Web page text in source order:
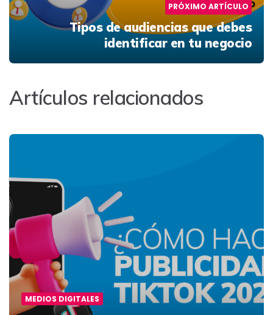
PRÓXIMO ARTÍCULO
Tipos de audiencias que debes
identificar en tu negocio
Artículos relacionados
MEDIOS DIGITALES